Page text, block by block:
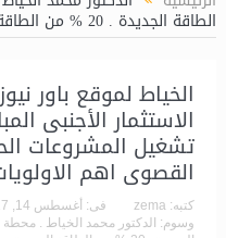
الطاقة الجديدة . 20 % من الطاقة الجديدة
الخياط لموقع باور
الاستثمار الأجنبى
تشغيل المشروعات
القصوى اهم
كتبه: zema فى: أغسطس 14, 2017
وسوم: الدكتور محمد الخياط .